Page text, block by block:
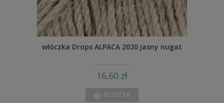
włóczka Drops ALPACA 2020 jasny nugat
16,60 zł
KOSZYK